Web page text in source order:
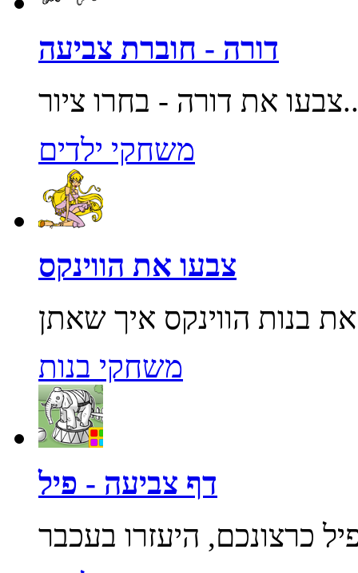
דורה - חוברת צביעה
ציור...
משחקי ילדים
צבעו את הווינקס
משחקי בנות
דף צביעה - פיל